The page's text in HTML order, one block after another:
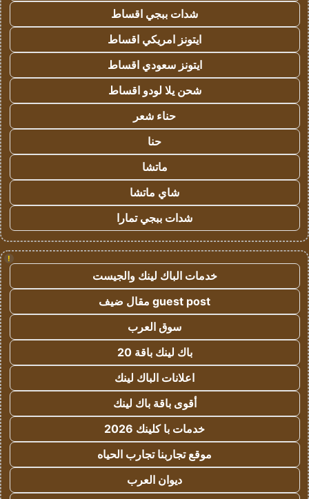
شدات ببجي اقساط
ايتونز امريكي اقساط
ايتونز سعودي اقساط
شحن يلا لودو اقساط
حناء شعر
حنا
ماتشا
شاي ماتشا
شدات ببجي تمارا
!
خدمات الباك لينك والجيست
guest post مقال ضيف
سوق العرب
باك لينك باقة 20
اعلانات الباك لينك
أقوى باقة باك لينك
خدمات با كلينك 2026
موقع تجاربنا تجارب الحياه
ديوان العرب